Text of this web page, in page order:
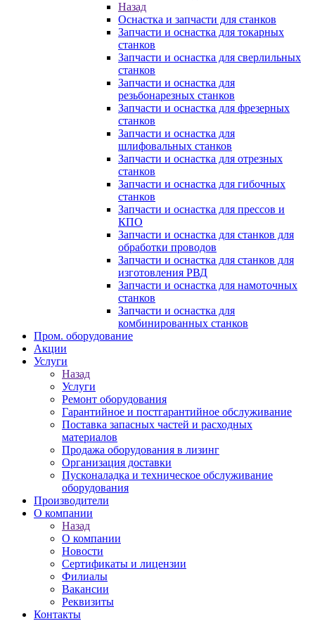
Назад
Оснастка и запчасти для станков
Запчасти и оснастка для токарных
станков
Запчасти и оснастка для сверлильных
станков
Запчасти и оснастка для
резьбонарезных станков
Запчасти и оснастка для фрезерных
станков
Запчасти и оснастка для
шлифовальных станков
Запчасти и оснастка для отрезных
станков
Запчасти и оснастка для гибочных
станков
Запчасти и оснастка для прессов и
КПО
Запчасти и оснастка для станков для
обработки проводов
Запчасти и оснастка для станков для
изготовления РВД
Запчасти и оснастка для намоточных
станков
Запчасти и оснастка для
комбинированных станков
Пром. оборудование
Акции
Услуги
Назад
Услуги
Ремонт оборудования
Гарантийное и постгарантийное обслуживание
Поставка запасных частей и расходных
материалов
Продажа оборудования в лизинг
Организация доставки
Пусконаладка и техническое обслуживание
оборудования
Производители
О компании
Назад
О компании
Новости
Сертификаты и лицензии
Филиалы
Вакансии
Реквизиты
Контакты